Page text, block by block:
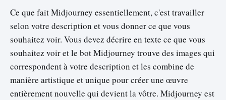
Ce que fait Midjourney essentiellement, c'est travailler
selon votre description et vous donner ce que vous
souhaitez voir. Vous devez décrire en texte ce que vous
souhaitez voir et le bot Midjourney trouve des images qui
correspondent à votre description et les combine de
manière artistique et unique pour créer une œuvre
entièrement nouvelle qui devient la vôtre. Midjourney est